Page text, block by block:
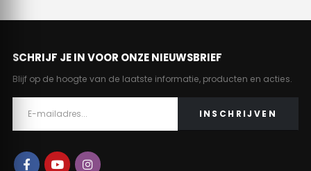
SCHRIJF JE IN VOOR ONZE NIEUWSBRIEF
Blijf op de hoogte van de laatste informatie, producten en acties.